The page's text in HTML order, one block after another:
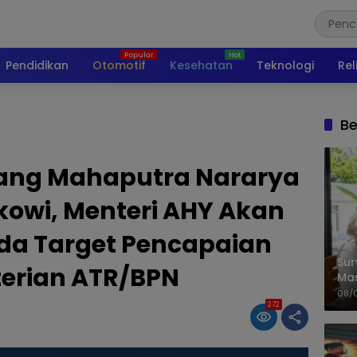
Pendidikan Otomotif Kesehatan Teknologi
Mahaputra Nararya
Menteri AHY Akan
Target Pencapaian
ATR/BPN
272
08/